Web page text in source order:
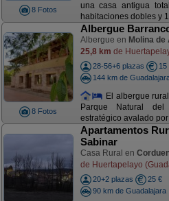
8 Fotos
una casa antigua
habitaciones dobles y
8 Fotos
Albergue
Albergue en Molina de
25,8 km de
28-56+6 plazas
15
144 km de
El albergue
Parque Natural
estratégico avalado
Apartamentos
Sabinar
Casa Rural en
de Huertapelayo
20+2 plazas
25 €
90 km de Guadalajara